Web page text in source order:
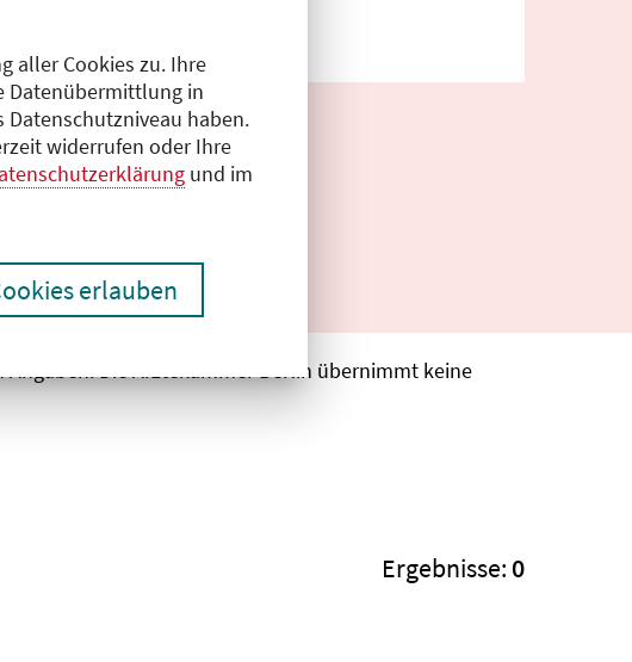
aller Cookies zu. Ihre
Datenübermittlung in
Datenschutzniveau haben.
widerrufen oder Ihre
und im
erlauben
Die Ärztekammer Berlin übernimmt keine
Ergebnisse:0